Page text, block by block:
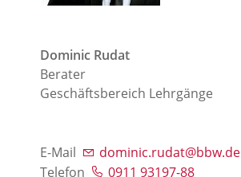
Dominic Rudat
Berater
Geschäftsbereich Lehrgänge
E-Mail
dominic.rudat@bbw.de
Telefon
0911 93197-88